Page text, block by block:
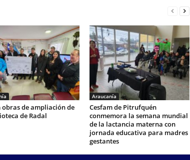
obras de ampliación de
de Radal
Araucanía
Cesfam de Pitrufquén
conmemora la semana mundial
de la lactancia materna con
jornada educativa para madres
gestantes